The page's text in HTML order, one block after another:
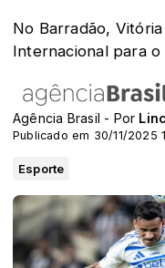
No Barradão,
Internacional para o
Agência Brasil - Por
Publicado em 30/11/2025
Esporte